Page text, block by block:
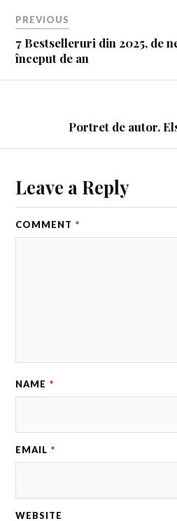
PREVIOUS
7 Bestselleruri din 2025, de
început de an
Portret de autor.
Leave a Reply
COMMENT *
NAME *
EMAIL *
WEBSITE